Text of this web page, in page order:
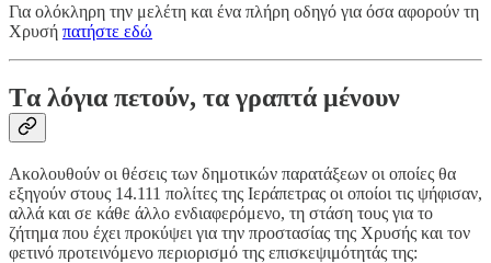
Για ολόκληρη την μελέτη και ένα πλήρη οδηγό για όσα αφορούν τη
Χρυσή πατήστε εδώ
Tα λόγια πετούν, τα γραπτά μένουν
Ακολουθούν οι θέσεις των δημοτικών παρατάξεων οι οποίες θα
εξηγούν στους 14.111 πολίτες της Ιεράπετρας οι οποίοι τις ψήφισαν,
αλλά και σε κάθε άλλο ενδιαφερόμενο, τη στάση τους για το
ζήτημα που έχει προκύψει για την προστασίας της Χρυσής και τον
φετινό προτεινόμενο περιορισμό της επισκεψιμότητάς της: